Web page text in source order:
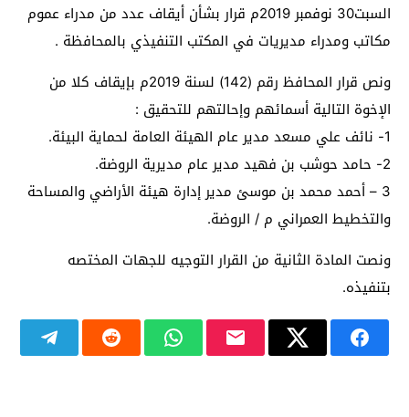
السبت30 نوفمبر 2019م قرار بشأن أيقاف عدد من مدراء عموم
مكاتب ومدراء مديريات في المكتب التنفيذي بالمحافظة .
ونص قرار المحافظ رقم (142) لسنة 2019م بإيقاف كلا من
الإخوة التالية أسمائهم وإحالتهم للتحقيق :
1- نائف علي مسعد مدير عام الهيئة العامة لحماية البيئة.
2- حامد حوشب بن فهيد مدير عام مديرية الروضة.
3 – أحمد محمد بن موسئ مدير إدارة هيئة الأراضي والمساحة
والتخطيط العمراني م / الروضة.
ونصت المادة الثانية من القرار التوجيه للجهات المختصه
بتنفيذه.